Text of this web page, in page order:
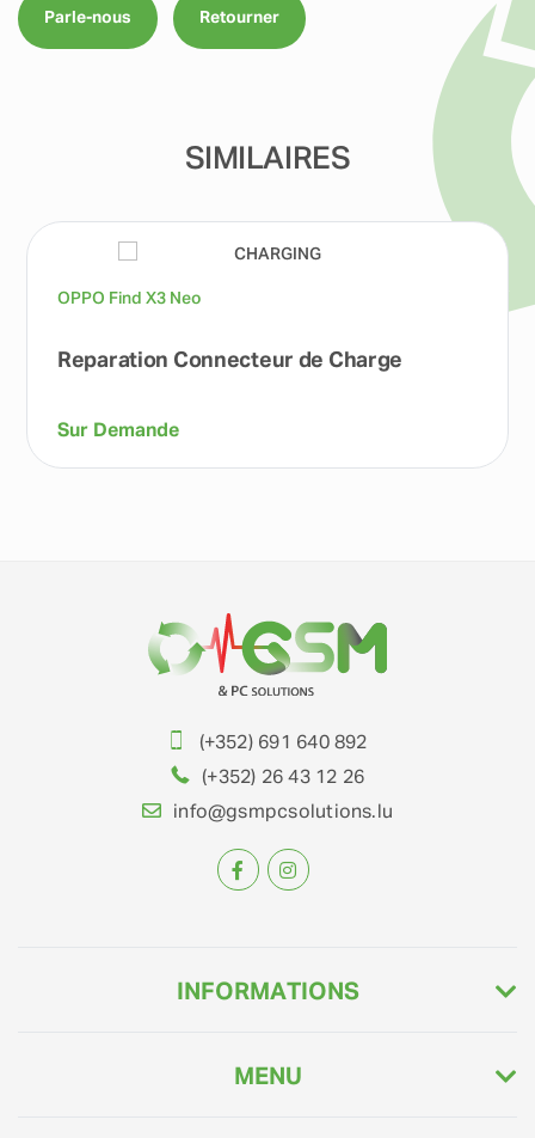
Parle-nous Retourner
SIMILAIRES
OPPO Find X3 Neo
Reparation Connecteur de Charge
Sur Demande
(+352) 691 640 892
(+352) 26 43 12 26
info@gsmpcsolutions.lu
INFORMATIONS
MENU